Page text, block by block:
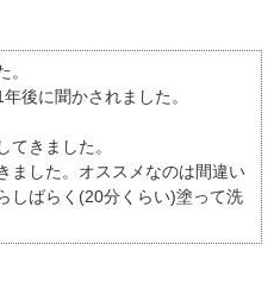
後に聞かされました。
てきました。
ました。オススメなのは間違い
しばらく(20分くらい)塗って洗